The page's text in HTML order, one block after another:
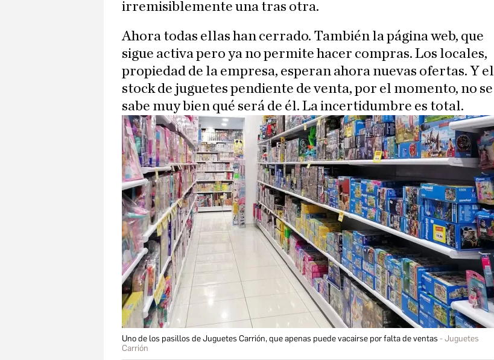
irremisiblemente una tras otra.
Ahora todas ellas han cerrado. También la página web, que
sigue activa pero ya no permite hacer compras. Los locales,
propiedad de la empresa, esperan ahora nuevas ofertas. Y el
stock de juguetes pendiente de venta, por el momento, no se
sabe muy bien qué será de él. La incertidumbre es total.
Uno de los pasillos de Juguetes Carrión, que apenas puede vacairse por falta de ventas
Juguetes
Carrión